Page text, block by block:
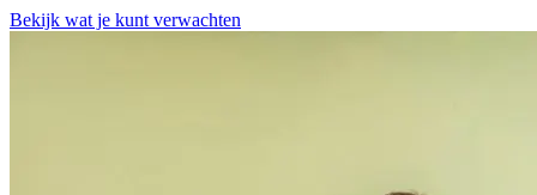
Bekijk wat je kunt verwachten